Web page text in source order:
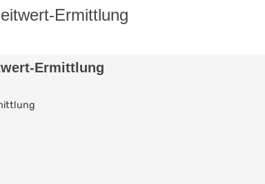
Ermittlung
Ermittlung